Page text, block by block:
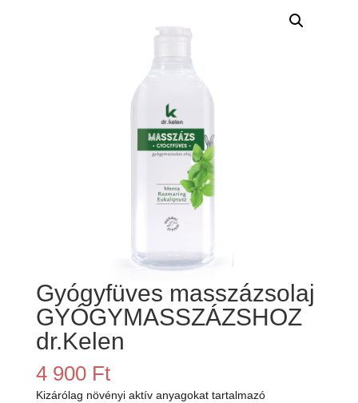
Gyógyfüves masszázsolaj
GYÓGYMASSZÁZSHOZ
dr.Kelen
4 900 Ft
Kizárólag növényi aktív anyagokat tartalmazó